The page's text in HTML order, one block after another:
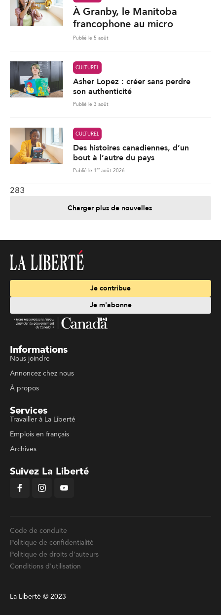
À Granby, le Manitoba
francophone au micro
Publié le 5 août
CULTUREL
Asher Lopez : créer sans perdre
son authenticité
Publié le 3 août
CULTUREL
Des histoires canadiennes, d’un
bout à l’autre du pays
Publié le 1 er août 2026
283
Charger plus de nouvelles
Je contribue
Je m'abonne
Informations
Nous joindre
Annoncez chez nous
À propos
Services
Travailler à La Liberté
Emplois en français
Archives
Suivez La Liberté
Code de conduite
Politique de confidentialité
Politique de droits d'auteurs
Conditions d'utilisation
La Liberté © 2023